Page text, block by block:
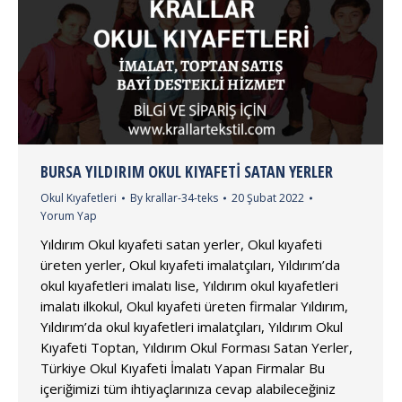
BURSA YILDIRIM OKUL KIYAFETI SATAN YERLER
Okul Kıyafetleri By krallar-34-teks
20 Şubat 2022
Yorum Yap
Yıldırım Okul kıyafeti satan yerler, Okul kıyafeti
üreten yerler, Okul kıyafeti imalatçıları, Yıldırım’da
okul kıyafetleri imalatı lise, Yıldırım okul kıyafetleri
imalatı ilkokul, Okul kıyafeti üreten firmalar Yıldırım,
Yıldırım’da okul kıyafetleri imalatçıları, Yıldırım Okul
Kıyafeti Toptan, Yıldırım Okul Forması Satan Yerler,
Türkiye Okul Kıyafeti İmalatı Yapan Firmalar Bu
içeriğimizi tüm ihtiyaçlarınıza cevap alabileceğiniz